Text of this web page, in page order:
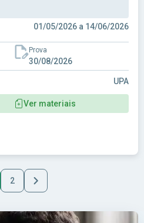
01/05/2026 a 14/06/2026
Prova
30/08/2026
UPA
Ver materiais
2